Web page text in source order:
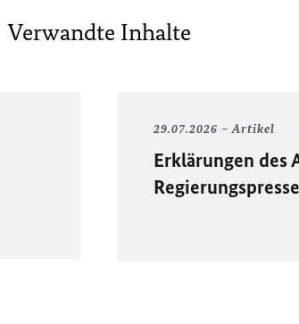
Verwandte Inhalte
29.07.2026 Artikel
Erklärungen des